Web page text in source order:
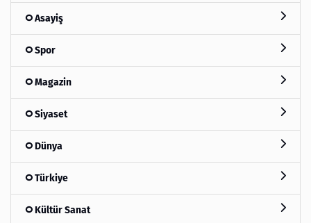
Asayiş
Spor
Magazin
Siyaset
Dünya
Türkiye
Kültür Sanat